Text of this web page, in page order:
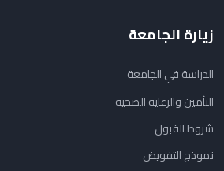
زيارة الجامعة
الدراسة في الجامعة
التأمين والرعاية الصحية
شروط القبول
نموذج التفويض